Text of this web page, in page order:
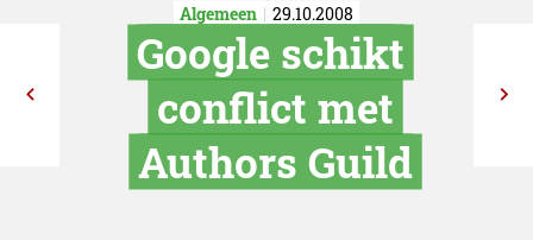
Algemeen 29.10.2008